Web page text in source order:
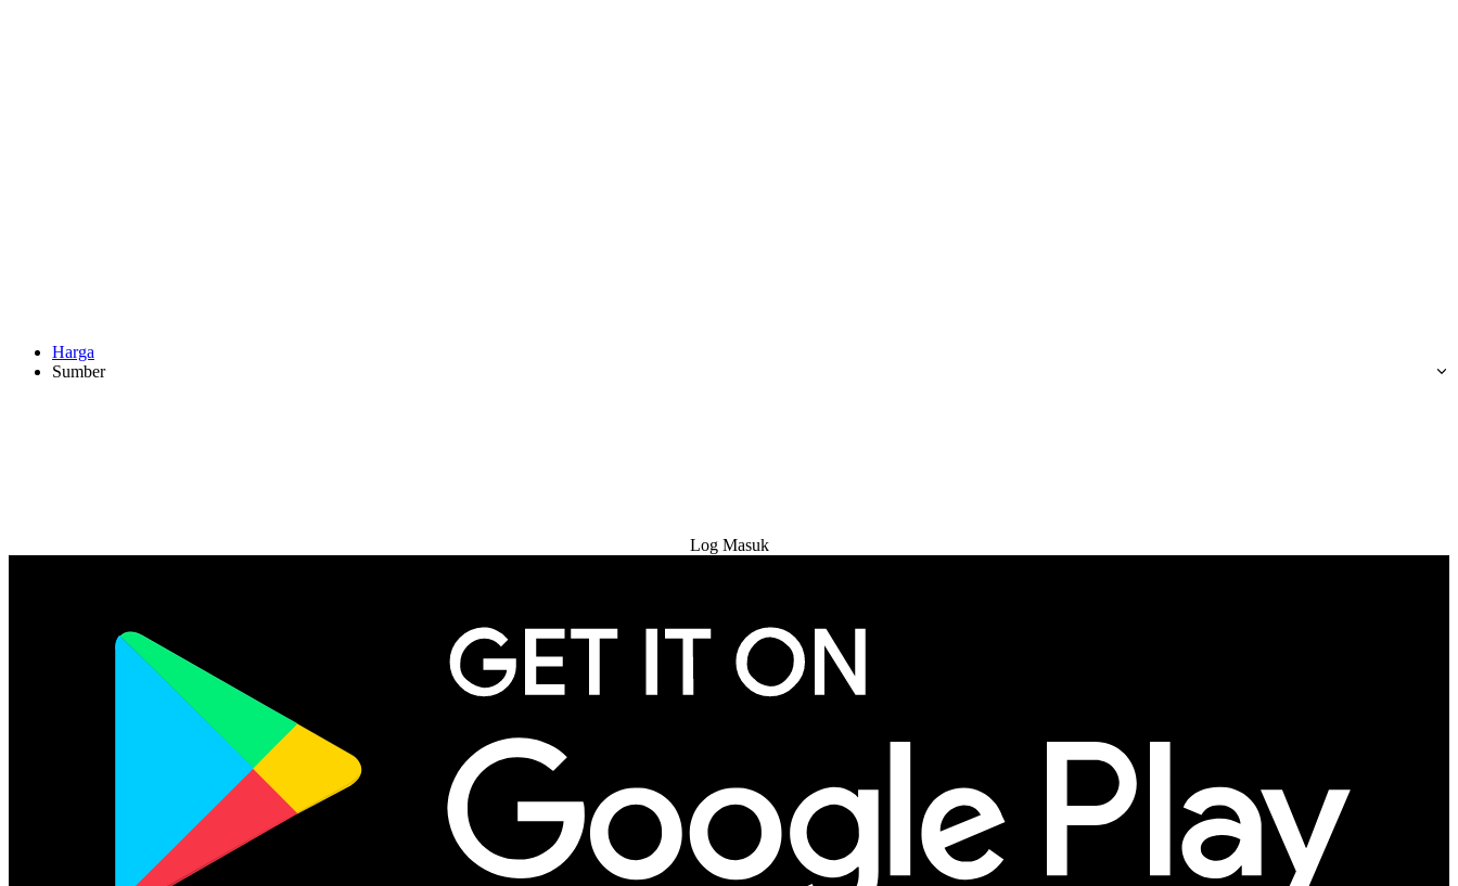
Harga
Sumber
Log Masuk